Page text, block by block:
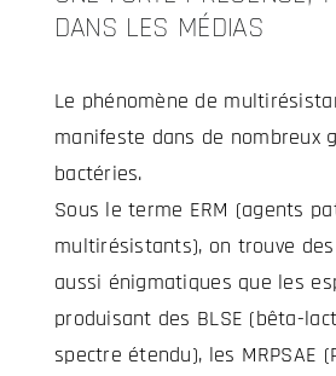
DANS LES MÉDIAS
Le phénomène de
manifeste dans de nombreux
bactéries.
Sous le terme ERM (agents
multirésistants), on trouve
aussi énigmatiques que les
produisant des BLSE (bêta-
spectre étendu), les MRPSAE